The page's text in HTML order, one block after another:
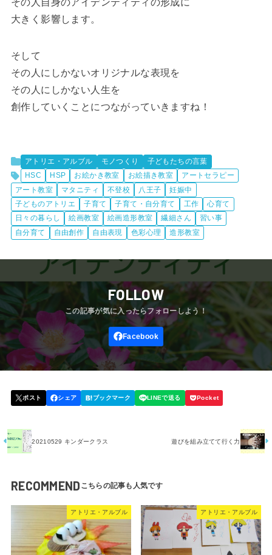
大きく影響します。
そして
その人にしかないオリジナルな表現を
その人にしかない人生を
創作していくことにつながっていきますね！
アトリエ・アルブル モノつくり
子どもたちの言葉
HSC
HSP お絵かき教室 お絵描き教室
アートセラピー
アート教室
マタニティ 不登校 八王子
妊娠中
子どものアトリエ
子育て 子育て・自分育て 工作
心育て
日々の暮らし
絵画教室 絵画造形教室 繊細さん
習い事
自分育て
自由創作 自由表現 色彩心理 造形教室
FOLLOW
20210529 キンダークラス 遊びを組み立てて行く力
RECOMMEND
アトリエ・アルブル アトリエ・アルブル